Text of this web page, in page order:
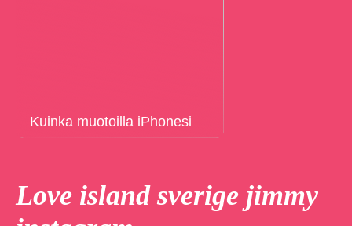
Kuinka muotoilla iPhonesi
Love island sverige jimmy